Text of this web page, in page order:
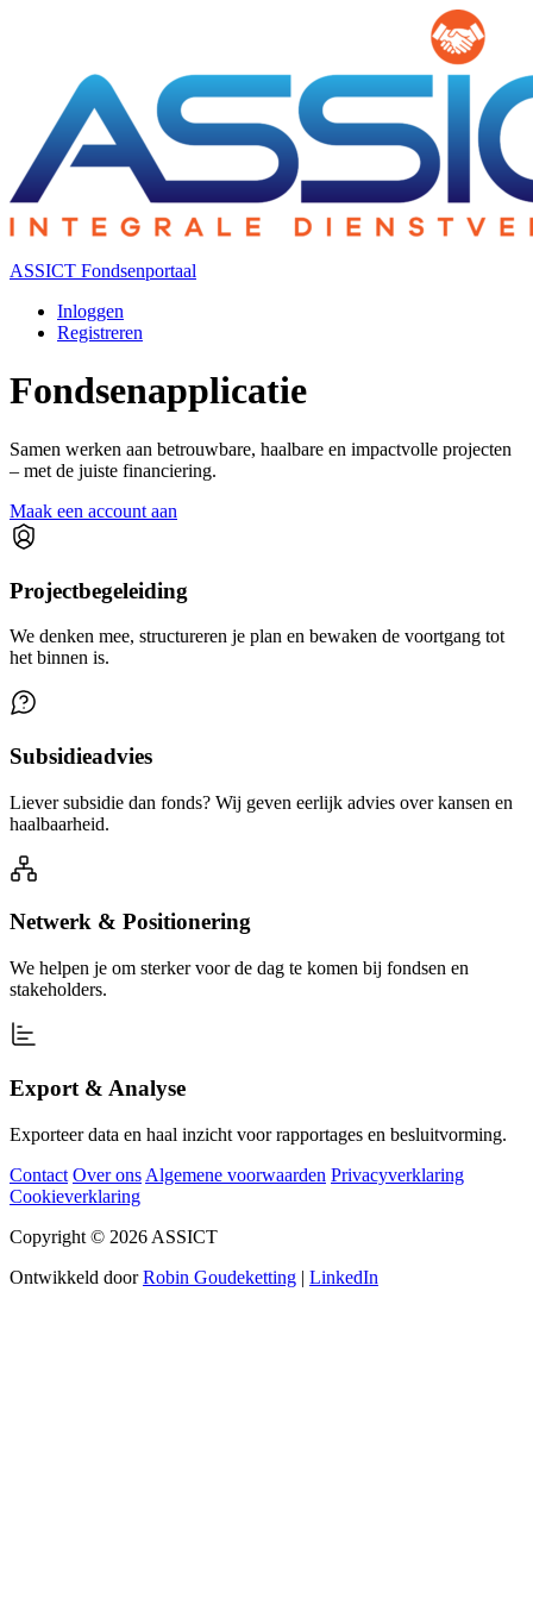
ASSICT Fondsenportaal
Inloggen
Registreren
Fondsenapplicatie
Samen werken aan betrouwbare, haalbare en impactvolle projecten
– met de juiste financiering.
Maak een account aan
Projectbegeleiding
We denken mee, structureren je plan en bewaken de voortgang tot
het binnen is.
Subsidieadvies
Liever subsidie dan fonds? Wij geven eerlijk advies over kansen en
haalbaarheid.
Netwerk & Positionering
We helpen je om sterker voor de dag te komen bij fondsen en
stakeholders.
Export & Analyse
Exporteer data en haal inzicht voor rapportages en besluitvorming.
Contact Over ons Algemene voorwaarden Privacyverklaring
Cookieverklaring
Copyright © 2026 ASSICT
Ontwikkeld doorRobin Goudeketting | LinkedIn